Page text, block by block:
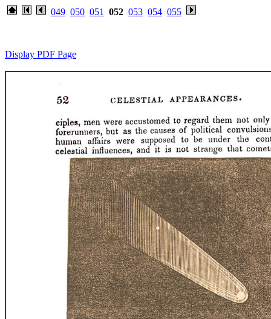
049 050 051 052 053 054 055
Display PDF Page